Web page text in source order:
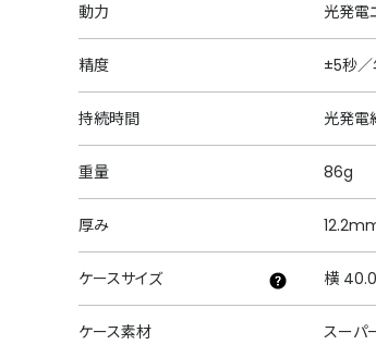
動力 光発電
精度 ±5秒
持続時間 光発電
重量 86g
厚み
ケースサイズ 横
ケース素材 スーパ